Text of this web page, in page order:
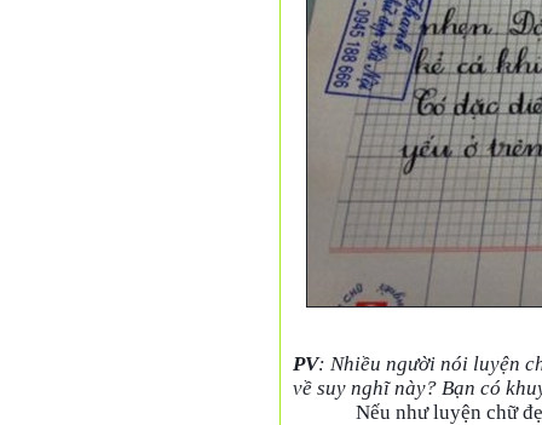
PV: Nhiều người nói luyện
về suy nghĩ này? Bạn có
Nếu như luyện chữ